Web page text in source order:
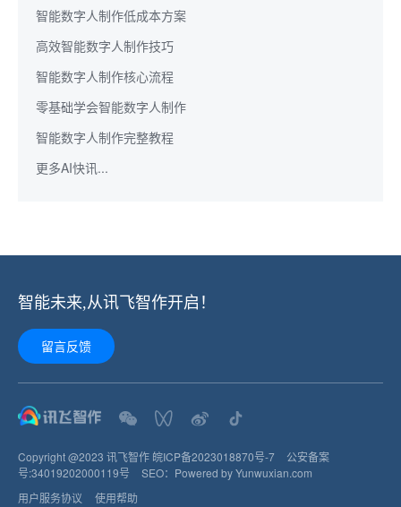
智能数字人制作低成本方案
高效智能数字人制作技巧
智能数字人制作核心流程
零基础学会智能数字人制作
智能数字人制作完整教程
更多AI快讯...
智能未来,从讯飞智作开启！
留言反馈
Copyright @2023 讯飞智作 皖ICP备2023018870号-7
公安备案
号:34019202000119号 SEO： Powered by Yunwuxian.com
用户服务协议
使用帮助